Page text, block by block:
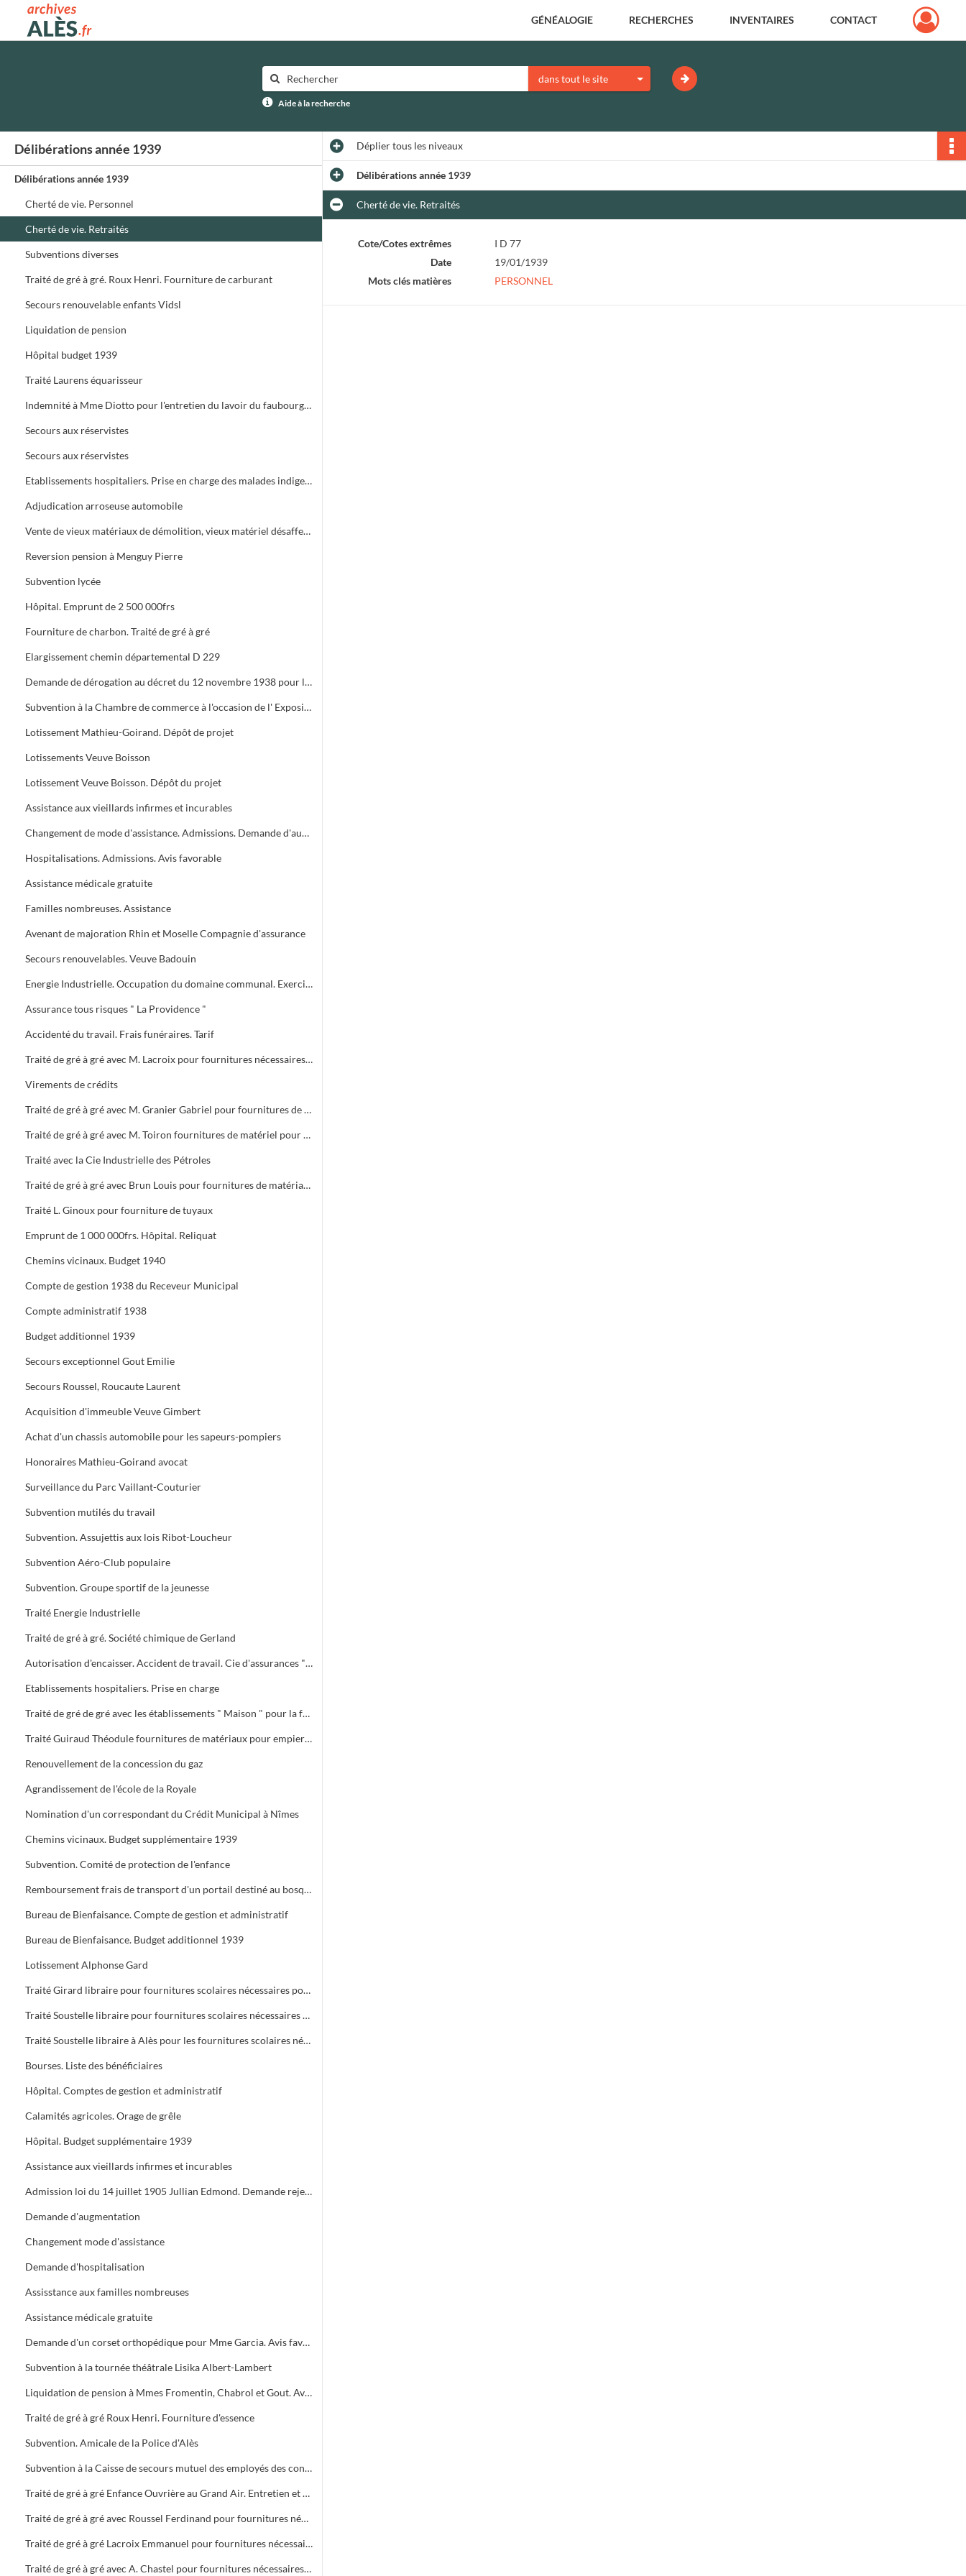
Archives municipales d'Alès GÉNÉALOGIE RECHERCHES INVENTAIRES CONTACT
dans tout le site
Aide à la recherche
Délibérations année 1939
Délibérations année 1939
Cherté de vie. Personnel
Cherté de vie. Retraités
Subventions diverses
Traité de gré à gré. Roux Henri. Fourniture de carburant
Secours renouvelable enfants Vidsl
Liquidation de pension
Hôpital budget 1939
Traité Laurens équarisseur
Indemnité à Mme Diotto pour l'entretien du lavoir du faubourg du Soleil
Secours aux réservistes
Secours aux réservistes
Etablissements hospitaliers. Prise en charge des malades indigents
Adjudication arroseuse automobile
Vente de vieux matériaux de démolition, vieux matériel désaffecté, fumier
Reversion pension à Menguy Pierre
Subvention lycée
Hôpital. Emprunt de 2 500 000frs
Fourniture de charbon. Traité de gré à gré
Elargissement chemin départemental D 229
Demande de dérogation au décret du 12 novembre 1938 pour la construction d'un foyer municipal
Subvention à la Chambre de commerce à l'occasion de l' Exposition du travail
Lotissement Mathieu-Goirand. Dépôt de projet
Lotissements Veuve Boisson
Lotissement Veuve Boisson. Dépôt du projet
Assistance aux vieillards infirmes et incurables
Changement de mode d'assistance. Admissions. Demande d'augmentation
Hospitalisations. Admissions. Avis favorable
Assistance médicale gratuite
Familles nombreuses. Assistance
Avenant de majoration Rhin et Moselle Compagnie d'assurance
Secours renouvelables. Veuve Badouin
Energie Industrielle. Occupation du domaine communal. Exercice 1938
Assurance tous risques " La Providence "
Accidenté du travail. Frais funéraires. Tarif
Traité de gré à gré avec M. Lacroix pour fournitures nécessaires au besoins de la cavalerie municipale
Virements de crédits
Traité de gré à gré avec M. Granier Gabriel pour fournitures de produits d'entretien
Traité de gré à gré avec M. Toiron fournitures de matériel pour la voirie
Traité avec la Cie Industrielle des Pétroles
Traité de gré à gré avec Brun Louis pour fournitures de matériaux de construction
Traité L. Ginoux pour fourniture de tuyaux
Emprunt de 1 000 000frs. Hôpital. Reliquat
Chemins vicinaux. Budget 1940
Compte de gestion 1938 du Receveur Municipal
Compte administratif 1938
Budget additionnel 1939
Secours exceptionnel Gout Emilie
Secours Roussel, Roucaute Laurent
Acquisition d'immeuble Veuve Gimbert
Achat d'un chassis automobile pour les sapeurs-pompiers
Honoraires Mathieu-Goirand avocat
Surveillance du Parc Vaillant-Couturier
Subvention mutilés du travail
Subvention. Assujettis aux lois Ribot-Loucheur
Subvention Aéro-Club populaire
Subvention. Groupe sportif de la jeunesse
Traité Energie Industrielle
Traité de gré à gré. Société chimique de Gerland
Autorisation d'encaisser. Accident de travail. Cie d'assurances " La Préservatrice " et " La Providence "
Etablissements hospitaliers. Prise en charge
Traité de gré de gré avec les établissements " Maison " pour la fourniture et la pose d'un portail en fer forgé au bosquet
Traité Guiraud Théodule fournitures de matériaux pour empierrements
Renouvellement de la concession du gaz
Agrandissement de l'école de la Royale
Nomination d'un correspondant du Crédit Municipal à Nîmes
Chemins vicinaux. Budget supplémentaire 1939
Subvention. Comité de protection de l'enfance
Remboursement frais de transport d'un portail destiné au bosquet
Bureau de Bienfaisance. Compte de gestion et administratif
Bureau de Bienfaisance. Budget additionnel 1939
Lotissement Alphonse Gard
Traité Girard libraire pour fournitures scolaires nécessaires pour l'année 1939
Traité Soustelle libraire pour fournitures scolaires nécessaires pour l'année 1939
Traité Soustelle libraire à Alès pour les fournitures scolaires nécessaires pour l'année 1939
Bourses. Liste des bénéficiaires
Hôpital. Comptes de gestion et administratif
Calamités agricoles. Orage de grêle
Hôpital. Budget supplémentaire 1939
Assistance aux vieillards infirmes et incurables
Admission loi du 14 juillet 1905 Jullian Edmond. Demande rejetée Valérie Ourcenza Vve fontserré
Demande d'augmentation
Changement mode d'assistance
Demande d'hospitalisation
Assisstance aux familles nombreuses
Assistance médicale gratuite
Demande d'un corset orthopédique pour Mme Garcia. Avis favorable
Subvention à la tournée théâtrale Lisika Albert-Lambert
Liquidation de pension à Mmes Fromentin, Chabrol et Gout. Avis favorable
Traité de gré à gré Roux Henri. Fourniture d'essence
Subvention. Amicale de la Police d'Alès
Subvention à la Caisse de secours mutuel des employés des contributions indirectes
Traité de gré à gré Enfance Ouvrière au Grand Air. Entretien et séjour de divers enfants au camps de Carnon et Masméjean
Traité de gré à gré avec Roussel Ferdinand pour fournitures nécessaires aux besoins de la cavalerie
Traité de gré à gré Lacroix Emmanuel pour fournitures nécessaires aux besoin de la cavalerie
Traité de gré à gré avec A. Chastel pour fournitures nécessaires aux besoins des services municipaux
Dépliertous les niveaux
Délibérations année 1939
Cherté de vie. Retraités
Cote/Cotes extrêmes
I D 77
Date
19/01/1939
Mots clés matières
PERSONNEL